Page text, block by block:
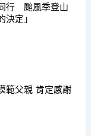
行 颱風季登山
決定」
範父親 肯定感謝